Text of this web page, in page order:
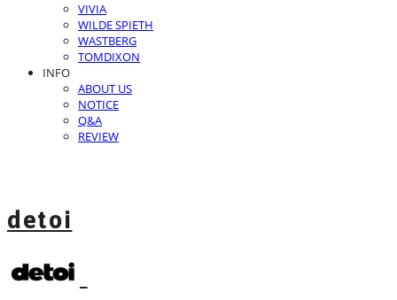
VIVIA
WILDE SPIETH
WASTBERG
TOMDIXON
INFO
ABOUT US
NOTICE
Q&A
REVIEW
detoi